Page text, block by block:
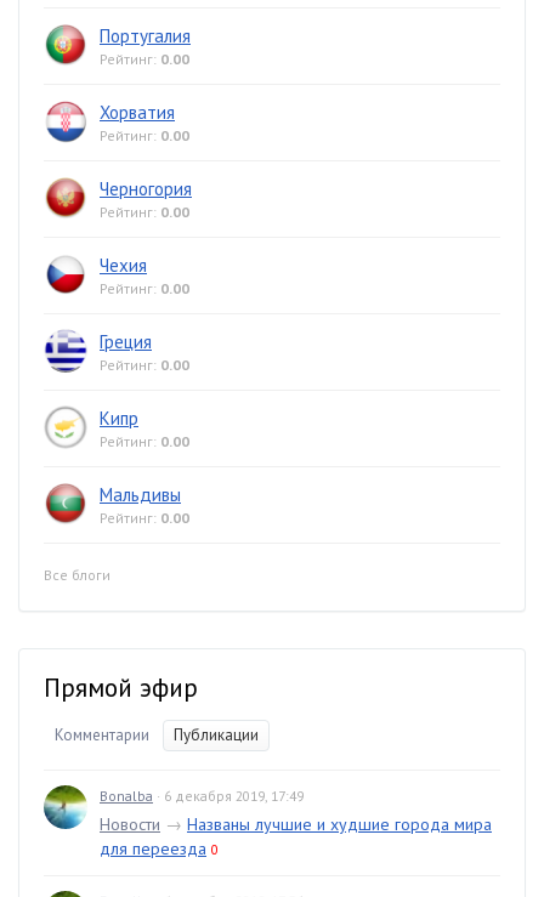
Португалия
Рейтинг: 0.00
Хорватия
Рейтинг: 0.00
Черногория
Рейтинг: 0.00
Чехия
Рейтинг: 0.00
Греция
Рейтинг: 0.00
Кипр
Рейтинг: 0.00
Мальдивы
Рейтинг: 0.00
Все блоги
Прямой эфир
Комментарии Публикации
Bonalba · 6 декабря 2019, 17:49
Новости → Названы лучшие и худшие города мира
для переезда 0